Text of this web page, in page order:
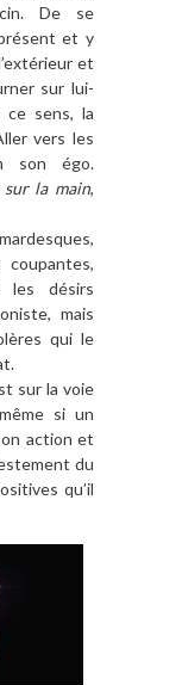
De se
et y
et
sur lui-
sens, la
vers les
son égo.
la main,
les désirs
mais
qui le
sur la voie
si un
action et
du
qu’il